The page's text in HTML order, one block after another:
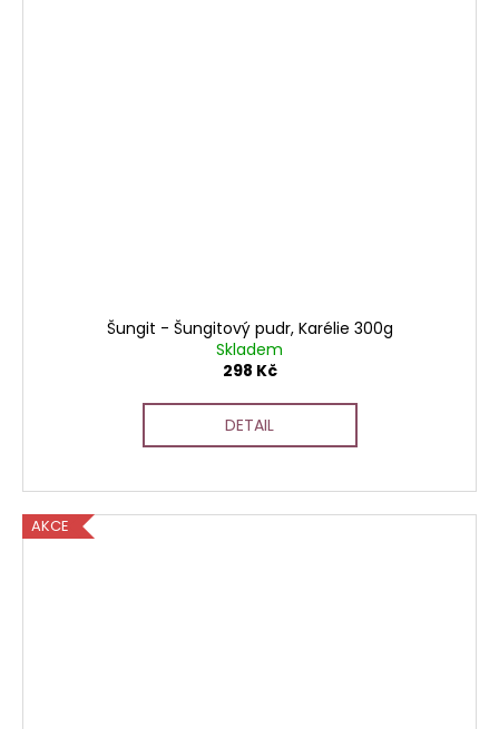
Šungit - Šungitový pudr, Karélie 300g
Skladem
298 Kč
DETAIL
AKCE